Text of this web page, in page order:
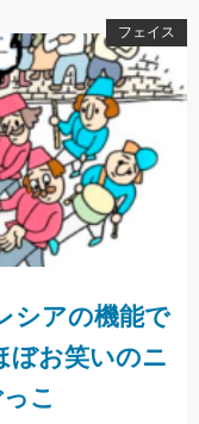
フェイス
シアの機能で
ぼお笑いのニ
こ